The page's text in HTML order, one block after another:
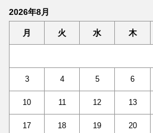
2026年8月
月 火 水 木
3 4 5 6
10 11 12 13
17 18 19 20